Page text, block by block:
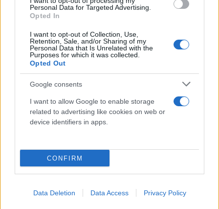
Personal Data for Targeted Advertising.
Opted In
I want to opt-out of Collection, Use,
Retention, Sale, and/or Sharing of my
Personal Data that Is Unrelated with the
Purposes for which it was collected.
Opted Out
Google consents
I want to allow Google to enable storage
related to advertising like cookies on web or
device identifiers in apps.
CONFIRM
Data Deletion Data Access Privacy Policy
ποσό που αντιστοιχεί σε ποσοστό του
συνόλου του τρέχοντος υπολοίπου της
επιβληθείσας κατάσχεσης. Το ποσοστό
παρακράτησης προσδιορίζεται με βάση
κριτήρια φορολογικής συνέπειας του
οφειλέτη και εισπραξιμότητας της
περίπτωση δεν μπορεί να υπολείπεται του
25%.
αν το ποσό που προκύπτει από την
παρακρατείται και αποδίδεται το
μεγαλύτερο ποσό για την άρση της
κατάσχεσης.